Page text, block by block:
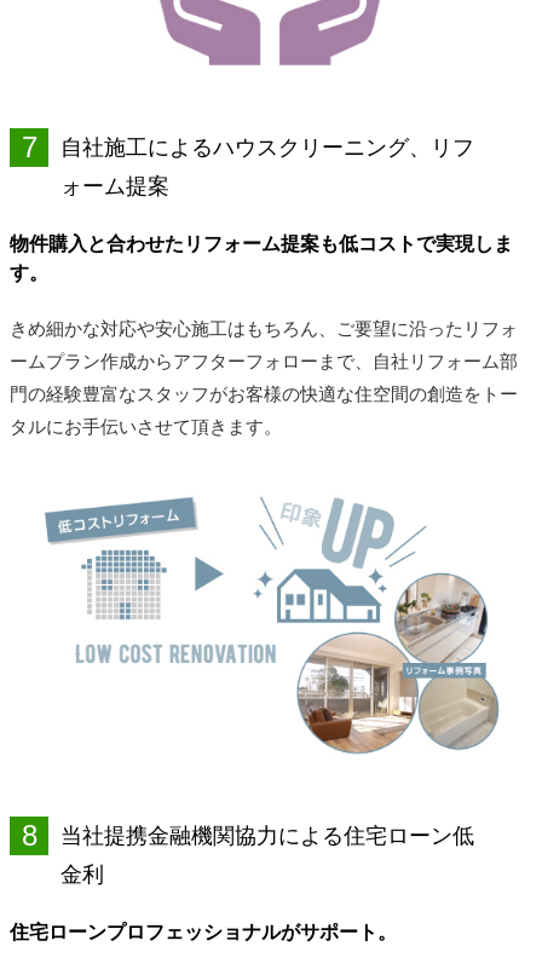
7
自社施工によるハウスクリーニング、リフ
ォーム提案
物件購入と合わせたリフォーム提案も低コストで実現しま
す。
きめ細かな対応や安心施工はもちろん、ご要望に沿ったリフォ
ームプラン作成からアフターフォローまで、自社リフォーム部
門の経験豊富なスタッフがお客様の快適な住空間の創造をトー
タルにお手伝いさせて頂きます。
8
当社提携金融機関協力による住宅ローン低
金利
住宅ローンプロフェッショナルがサポート。